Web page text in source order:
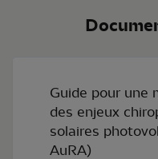
Guide pour une
des enjeux
solaires
AuRA)